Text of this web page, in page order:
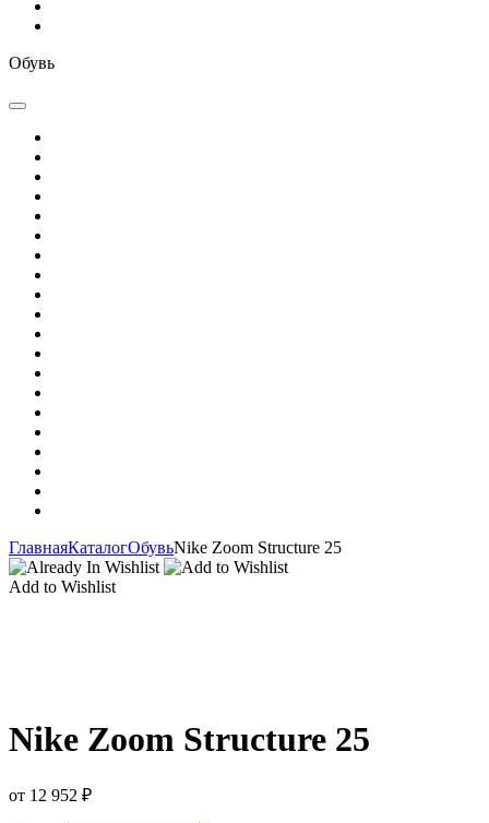
Обувь
ГлавнаяКаталогОбувьNike Zoom Structure 25
Add to Wishlist
Nike Zoom Structure 25
от 12 952 ₽